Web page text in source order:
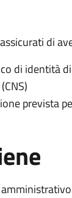
di
di identità
prevista